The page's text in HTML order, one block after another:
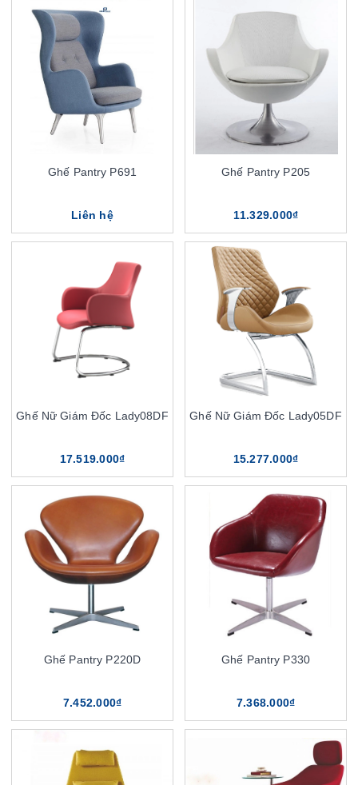
Ghế Pantry P691
Liên hệ
Ghế Pantry P205
11.329.000₫
Ghế Nữ Giám Đốc Lady08DF
17.519.000₫
Ghế Nữ Giám Đốc Lady05DF
15.277.000₫
Ghế Pantry P220D
7.452.000₫
Ghế Pantry P330
7.368.000₫